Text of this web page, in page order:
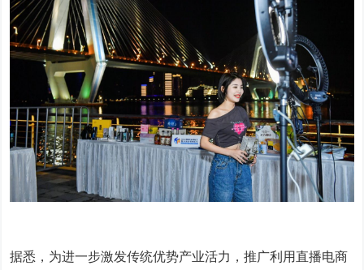
据悉，为进一步激发传统优势产业活力，推广利用直播电商